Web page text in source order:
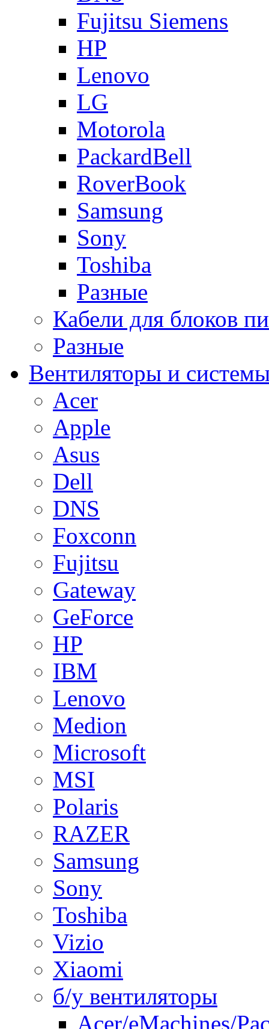
Fujitsu Siemens
HP
Lenovo
LG
Motorola
PackardBell
RoverBook
Samsung
Sony
Toshiba
Разные
Кабели для блоков
Разные
Вентиляторы и
Acer
Apple
Asus
Dell
DNS
Foxconn
Fujitsu
Gateway
GeForce
HP
IBM
Lenovo
Medion
Microsoft
MSI
Polaris
RAZER
Samsung
Sony
Toshiba
Vizio
Xiaomi
б/у вентиляторы
Acer/eMachines/